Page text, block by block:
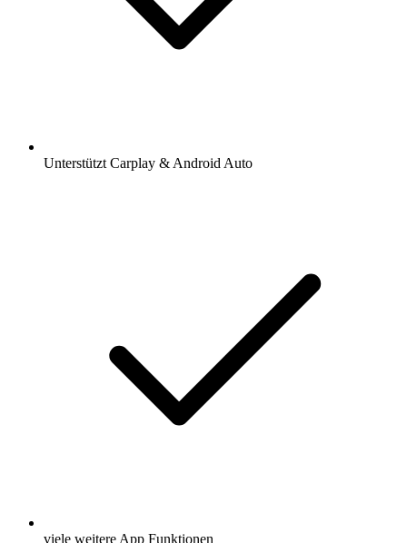
Unterstützt Carplay & Android Auto
viele weitere App Funktionen